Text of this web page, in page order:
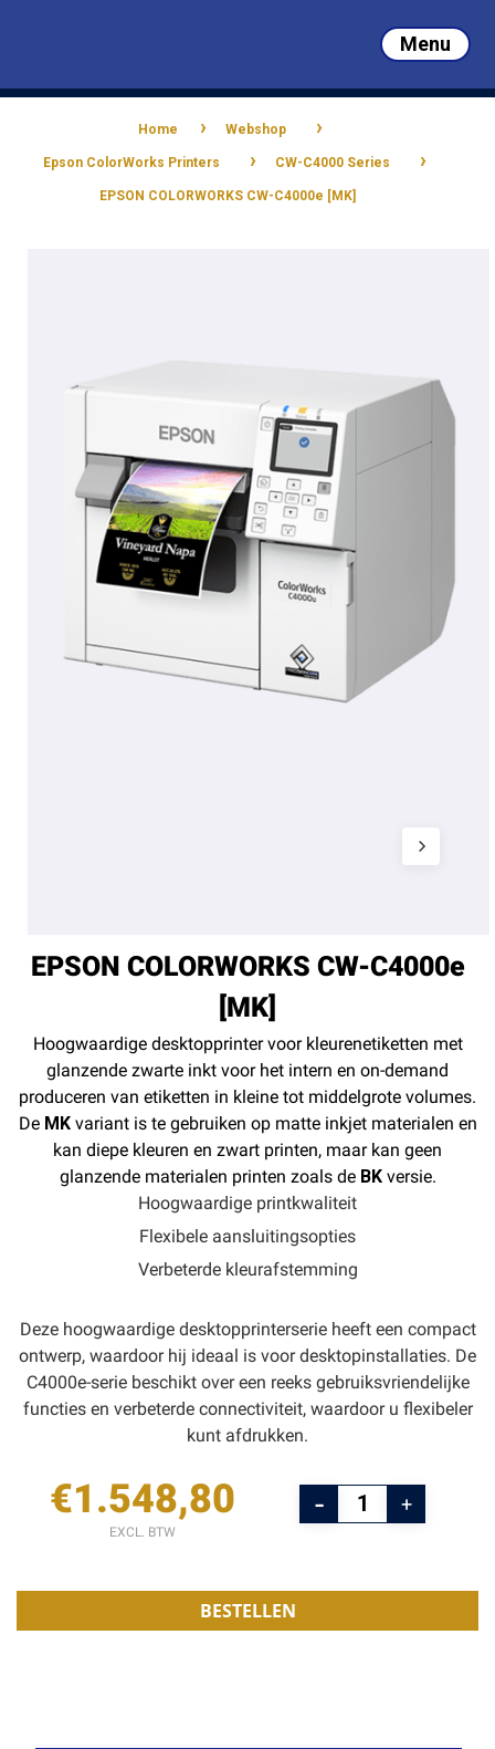
Menu
Home › Webshop ›
Epson ColorWorks Printers › CW-C4000 Series ›
EPSON COLORWORKS CW-C4000e [MK]
EPSON COLORWORKS CW-C4000e
[MK]
Hoogwaardige desktopprinter voor kleurenetiketten met
glanzende zwarte inkt voor het intern en on-demand
produceren van etiketten in kleine tot middelgrote volumes.
De MK variant is te gebruiken op matte inkjet materialen en
kan diepe kleuren en zwart printen, maar kan geen
glanzende materialen printen zoals de BKversie.
Hoogwaardige printkwaliteit
Flexibele aansluitingsopties
Verbeterde kleurafstemming
Deze hoogwaardige desktopprinterserie heeft een compact
ontwerp, waardoor hij ideaal is voor desktopinstallaties. De
C4000e-serie beschikt over een reeks gebruiksvriendelijke
functies en verbeterde connectiviteit, waardoor u flexibeler
kunt afdrukken.
€1.548,80
EXCL. BTW
BESTELLEN
Close
Menu